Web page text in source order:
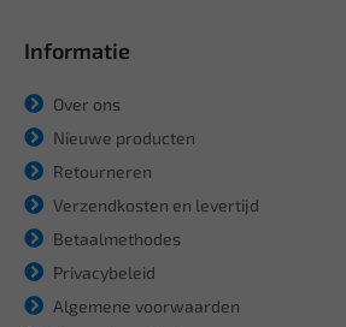
Informatie
Over ons
Nieuwe producten
Retourneren
Verzendkosten en levertijd
Betaalmethodes
Privacybeleid
Algemene voorwaarden